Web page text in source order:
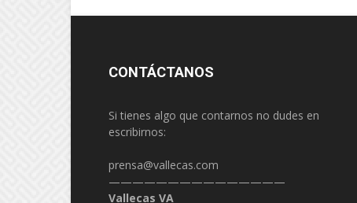
CONTÁCTANOS
Si tienes algo que contarnos no dudes en
escribirnos:
prensa@vallecas.com
———————————————
Vallecas VA